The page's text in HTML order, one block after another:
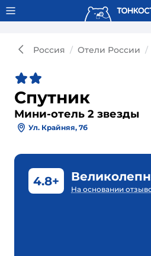
Тонкости используют сookie-
Россия Отели России
Спутник
Мини-отель 2 звезды
Ул. Крайняя, 7б
4.8+
На основании